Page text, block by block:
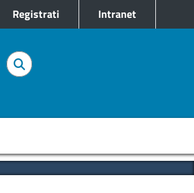
Registrati Intranet